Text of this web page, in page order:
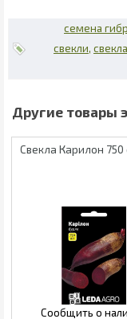
семена
свекли свекла
Свекла Карилон 750